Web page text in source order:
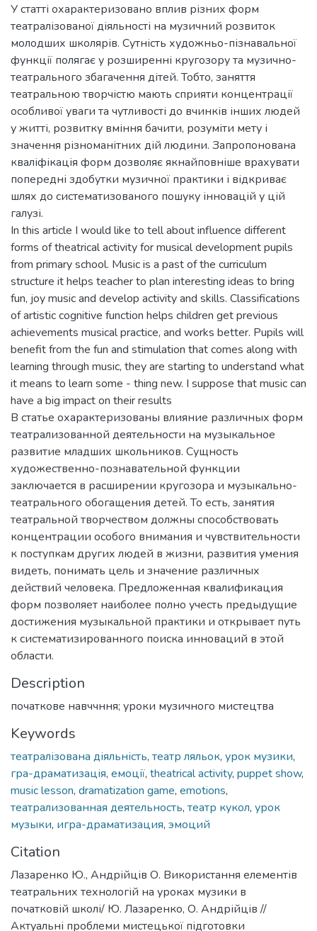
У статті охарактеризовано вплив різних форм
театралізованої діяльності на музичний розвиток
молодших школярів. Сутність художньо-пізнавальної
функції полягає у розширенні кругозору та музично-
театрального збагачення дітей. Тобто, заняття
театральною творчістю мають сприяти концентрації
особливої уваги та чутливості до вчинків інших людей
у житті, розвитку вміння бачити, розуміти мету і
значення різноманітних дій людини. Запропонована
кваліфікація форм дозволяє якнайповніше врахувати
попередні здобутки музичної практики і відкриває
шлях до систематизованого пошуку інновацій у цій
галузі.
In this article I would like to tell about influence different
forms of theatrical activity for musical development pupils
from primary school. Music is a past of the curriculum
structure it helps teacher to plan interesting ideas to bring
fun, joy music and develop activity and skills. Classifications
of artistic cognitive function helps children get previous
achievements musical practice, and works better. Pupils will
benefit from the fun and stimulation that comes along with
learning through music, they are starting to understand what
it means to learn some - thing new. I suppose that music can
have a big impact on their results
В статье охарактеризованы влияние различных форм
театрализованной деятельности на музыкальное
развитие младших школьников. Сущность
художественно-познавательной функции
заключается в расширении кругозора и музыкально-
театрального обогащения детей. То есть, занятия
театральной творчеством должны способствовать
концентрации особого внимания и чувствительности
к поступкам других людей в жизни, развития умения
видеть, понимать цель и значение различных
действий человека. Предложенная квалификация
форм позволяет наиболее полно учесть предыдущие
достижения музыкальной практики и открывает путь
к систематизированного поиска инноваций в этой
области.
Description
початкове навччння; уроки музичного мистецтва
Keywords
театралізована діяльність, театр ляльок, урок музики,
гра-драматизація, емоції, theatrical activity, puppet show,
music lesson, dramatization game, emotions,
театрализованная деятельность, театр кукол, урок
музыки, игра-драматизация, эмоций
Citation
Лазаренко Ю., Андрійців О. Використання елементів
театральних технологій на уроках музики в
початковій школі/ Ю. Лазаренко, О. Андрійців //
Актуальні проблеми мистецької підготовки